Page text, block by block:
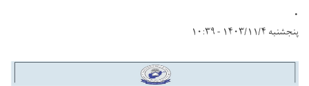
.
پنجشنبه ۱۴۰۳/۱۱/۴ - ۱۰:۳۹